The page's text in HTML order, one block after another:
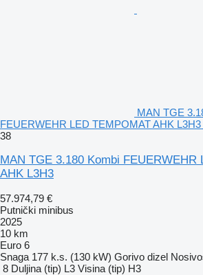
MAN TGE
FEUERWEHR LED TEMPOMAT AHK
38
MAN TGE 3.180 Kombi FEUERWEHR
AHK L3H3
57.974,79 €
Putnički minibus
2025
10 km
Euro 6
Snaga 177 k.s. (130 kW) Gorivo dizel
8 Duljina (tip) L3 Visina (tip) H3